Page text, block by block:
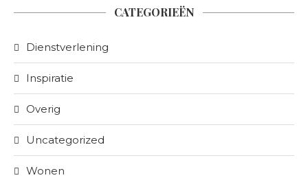
CATEGORIEËN
Dienstverlening
Inspiratie
Overig
Uncategorized
Wonen